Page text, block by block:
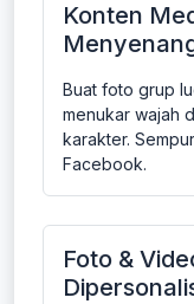
Konten
Buat foto grup
menukar wajah
karakter.
Facebook.
Foto &